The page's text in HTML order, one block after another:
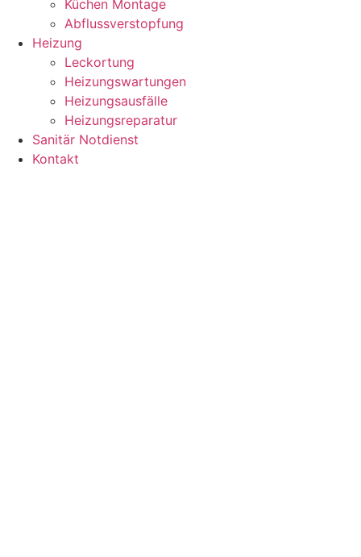
Küchen Montage
Abflussverstopfung
Heizung
Leckortung
Heizungswartungen
Heizungsausfälle
Heizungsreparatur
Sanitär Notdienst
Kontakt